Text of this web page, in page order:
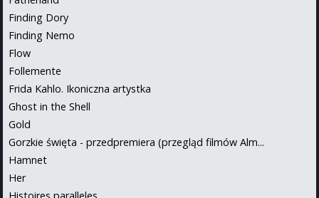
Finding Dory
Finding Nemo
Flow
Follemente
Frida Kahlo. Ikoniczna artystka
Ghost in the Shell
Gold
Gorzkie święta - przedpremiera (przegląd filmów Alm...
Hamnet
Her
Histoires paralleles